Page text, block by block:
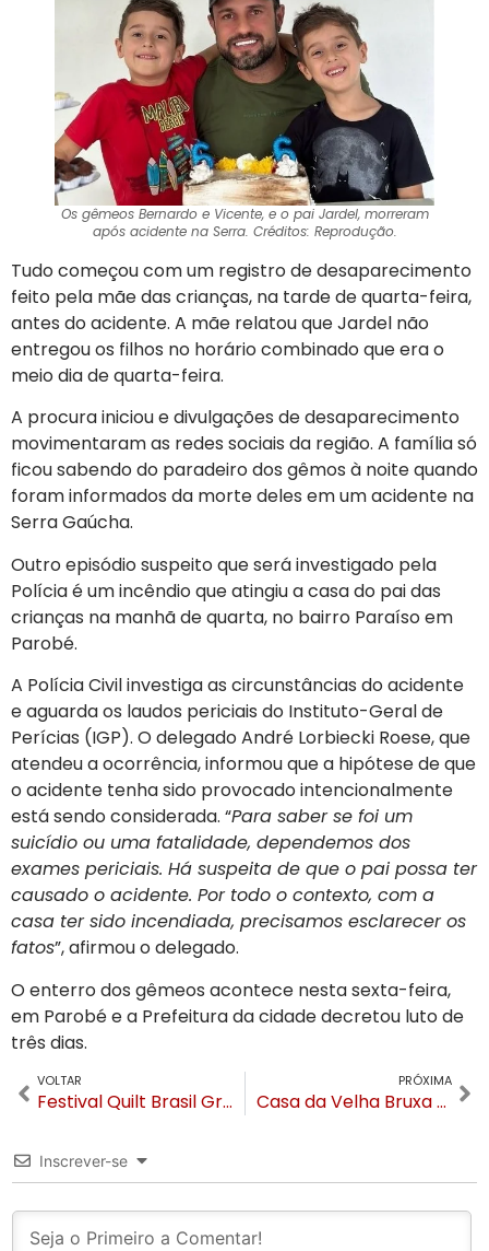
Os gêmeos Bernardo e Vicente, e o pai Jardel, morreram
após acidente na Serra. Créditos: Reprodução.
Tudo começou com um registro de desaparecimento
feito pela mãe das crianças, na tarde de quarta-feira,
antes do acidente. A mãe relatou que Jardel não
entregou os filhos no horário combinado que era o
meio dia de quarta-feira.
A procura iniciou e divulgações de desaparecimento
movimentaram as redes sociais da região. A família só
ficou sabendo do paradeiro dos gêmos à noite quando
foram informados da morte deles em um acidente na
Serra Gaúcha.
Outro episódio suspeito que será investigado pela
Polícia é um incêndio que atingiu a casa do pai das
crianças na manhã de quarta, no bairro Paraíso em
Parobé.
A Polícia Civil investiga as circunstâncias do acidente
e aguarda os laudos periciais do Instituto-Geral de
Perícias (IGP). O delegado André Lorbiecki Roese, que
atendeu a ocorrência, informou que a hipótese de que
o acidente tenha sido provocado intencionalmente
está sendo considerada. “Para saber se foi um
suicídio ou uma fatalidade, dependemos dos
exames periciais. Há suspeita de que o pai possa ter
causado o acidente. Por todo o contexto, com a
casa ter sido incendiada, precisamos esclarecer os
fatos”, afirmou o delegado.
O enterro dos gêmeos acontece nesta sexta-feira,
em Parobé e a Prefeitura da cidade decretou luto de
três dias.
VOLTAR
Festival Quilt Brasil Gramado abre inscrições para 31 cursos e oficinas durante o evento no mês de abril
PRÓXIMA
Casa da Velha Bruxa arrecada 25 mil tampinhas de garrafa pet para doar ao Oásis Santa Ângela
Inscrever-se